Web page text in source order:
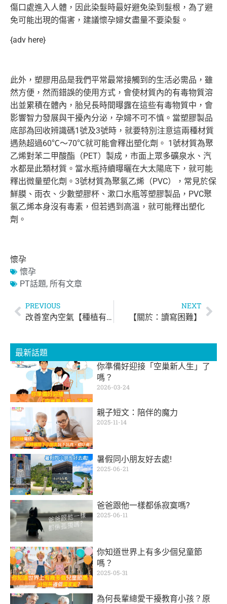
傷口處進入人體， 因此染髮時最好避免染到髮根，為了避
免可能出現的傷害， 建議懷孕婦女盡量不要染髮。
{adv here}
此外，塑膠用品是我們平常最常接觸到的生活必需品，雖
然方便， 然而錯誤的使用方式，會使材質內的有毒物質溶
出並累積在體內， 胎兒長時間曝露在這些有毒物質中，會
影響智力發展與干擾內分泌， 孕婦不可不慎。當塑膠製品
底部為回收辨識碼1號及3號時， 就要特別注意這兩種材質
遇熱超過60℃〜70℃就可能會釋出塑化劑。 1號材質為聚
乙烯對苯二甲酸酯（PET）製成， 市面上眾多礦泉水、汽
水都是此類材質。 當水瓶持續曝曬在大太陽底下，就可能
釋出微量塑化劑。 3號材質為聚氯乙烯（PVC），常見於保
鮮膜、雨衣、 少數塑膠杯、漱口水瓶等塑膠製品，PVC聚
氯乙烯本身沒有毒素， 但若遇到高溫，就可能釋出塑化
劑。
懷孕
懷孕
PT話題, 所有文章
PREVIOUS
改善室內空氣【種植有效淨化空氣的植物】
NEXT
【關於：讀寫困難】
最新話題
你準備好迎接「空巢新人生」了
嗎？
2026-03-24
親子短文：陪伴的魔力
2025-11-14
暑假同小朋友好去處!
2025-06-21
爸爸跟他一樣都係寂寞嗎?
2025-06-11
你知道世界上有多少個兒童節
嗎？
2025-05-31
為何長輩總愛干擾教育小孩？原